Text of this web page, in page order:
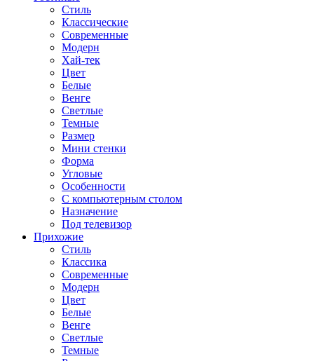
Стиль
Классические
Современные
Модерн
Хай-тек
Цвет
Белые
Венге
Светлые
Темные
Размер
Мини стенки
Форма
Угловые
Особенности
С компьютерным столом
Назначение
Под телевизор
Прихожие
Стиль
Классика
Современные
Модерн
Цвет
Белые
Венге
Светлые
Темные